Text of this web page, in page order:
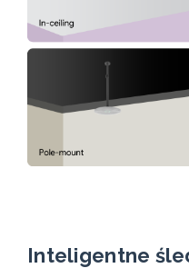
Inteligentne